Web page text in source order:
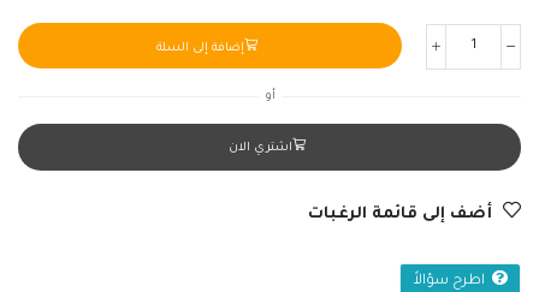
إضافة إلى السلة
أو
اشتري الان
أضف إلى قائمة الرغبات
اطرح سؤالاً